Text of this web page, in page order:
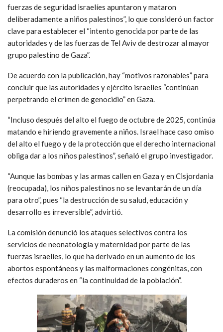
fuerzas de seguridad israelíes apuntaron y mataron
deliberadamente a niños palestinos”, lo que consideró un factor
clave para establecer el “intento genocida por parte de las
autoridades y de las fuerzas de Tel Aviv de destrozar al mayor
grupo palestino de Gaza”.
De acuerdo con la publicación, hay “motivos razonables” para
concluir que las autoridades y ejército israelíes “continúan
perpetrando el crimen de genocidio” en Gaza.
“Incluso después del alto el fuego de octubre de 2025, continúa
matando e hiriendo gravemente a niños. Israel hace caso omiso
del alto el fuego y de la protección que el derecho internacional
obliga dar a los niños palestinos”, señaló el grupo investigador.
“Aunque las bombas y las armas callen en Gaza y en Cisjordania
(reocupada), los niños palestinos no se levantarán de un día
para otro”, pues “la destrucción de su salud, educación y
desarrollo es irreversible”, advirtió.
La comisión denunció los ataques selectivos contra los
servicios de neonatología y maternidad por parte de las
fuerzas israelíes, lo que ha derivado en un aumento de los
abortos espontáneos y las malformaciones congénitas, con
efectos duraderos en “la continuidad de la población”.